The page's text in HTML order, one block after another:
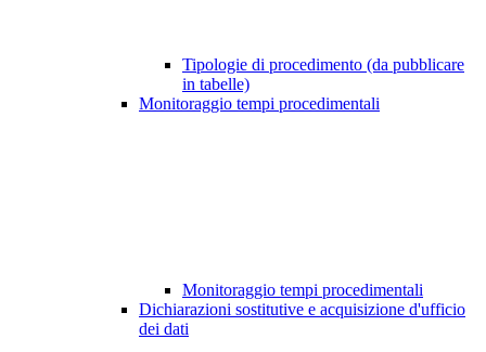
Tipologie di procedimento (da pubblicare
in tabelle)
Monitoraggio tempi procedimentali
Monitoraggio tempi procedimentali
Dichiarazioni sostitutive e acquisizione d'ufficio
dei dati